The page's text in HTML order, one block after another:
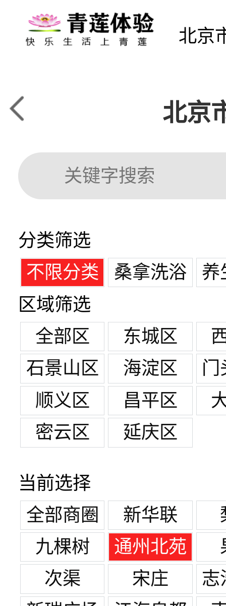
北京
北京
分类筛选
不限分类
桑拿洗浴
养
区域筛选
全部区
东城区
石景山区
海淀区
门
顺义区
昌平区
密云区
延庆区
当前选择
全部商圈
新华联
九棵树
通州北苑
次渠
宋庄
志